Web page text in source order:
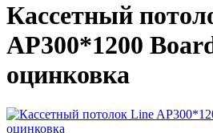
Кассетный
AP300*1200
оцинковка